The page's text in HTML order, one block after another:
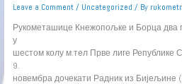
Leave a Comment / Uncategorized / By
Рукометашице Кнежопољке и Борца два
у
шестом колу м:тел Прве лиге Републике
9.
новембра дочекати Радник из Бијељине